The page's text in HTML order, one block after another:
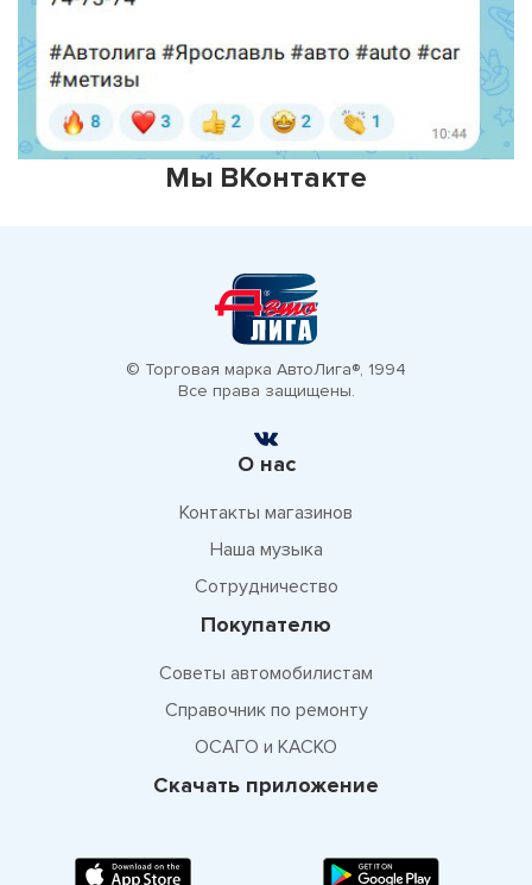
Мы ВКонтакте
© Торговая марка АвтоЛига®, 1994
Все права защищены.
О нас
Контакты магазинов
Наша музыка
Сотрудничество
Покупателю
Советы автомобилистам
Справочник по ремонту
ОСАГО и КАСКО
Скачать приложение